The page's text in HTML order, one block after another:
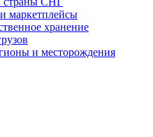
маркетплейсы
хранение
и месторождения